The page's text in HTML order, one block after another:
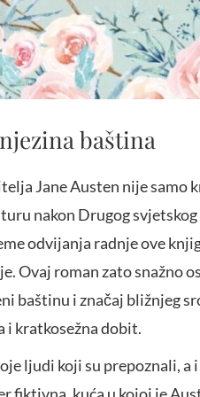
baština
Jane Austen nije samo
nakon Drugog
odvijanja radnje ove
Ovaj roman zato snažno
baštinu i značaj bližnjeg
i kratkosežna dobit.
ljudi koji su prepoznali, a